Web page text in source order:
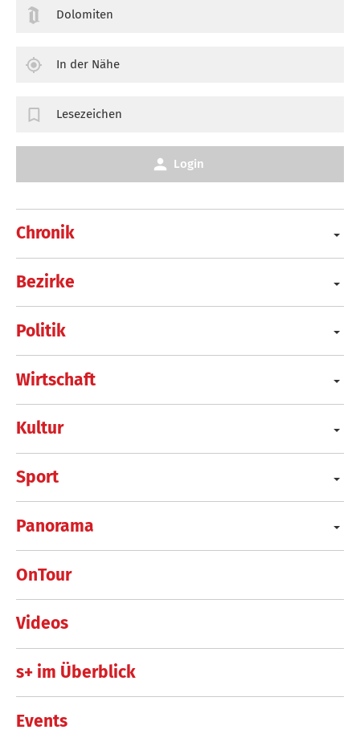
Chronik
Bezirke
Politik
Wirtschaft
Kultur
Sport
Panorama
OnTour
Videos
s+ im Überblick
Events
Dolomiten
In der Nähe
Lesezeichen
Login